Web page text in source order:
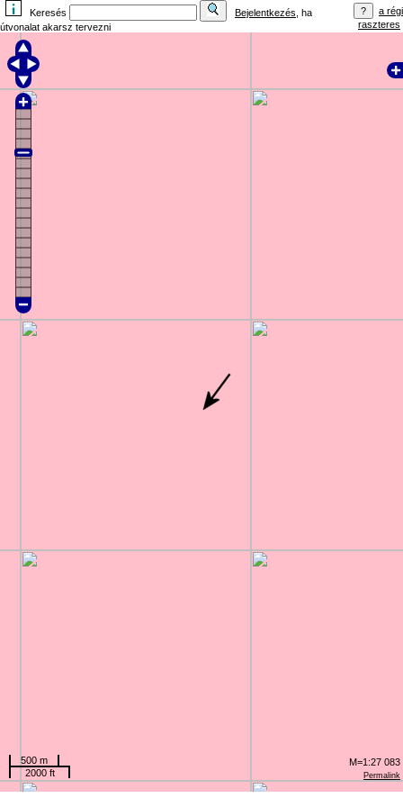
Keresés Bejelentkezés , ha
útvonalat akarsz tervezni
a régi
raszteres
Permalink
500 m
2000 ft
M=1:27 083